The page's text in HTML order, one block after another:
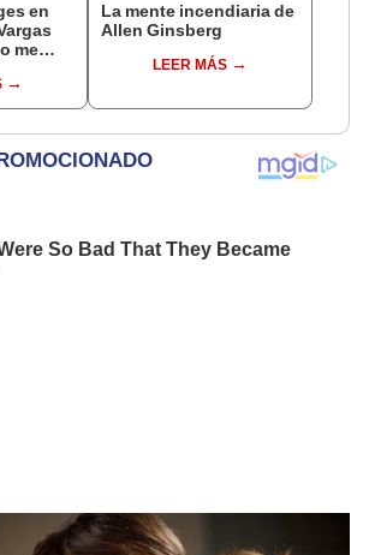
en
me
La mente incendiaria de
Allen Ginsberg
LEER MÁS